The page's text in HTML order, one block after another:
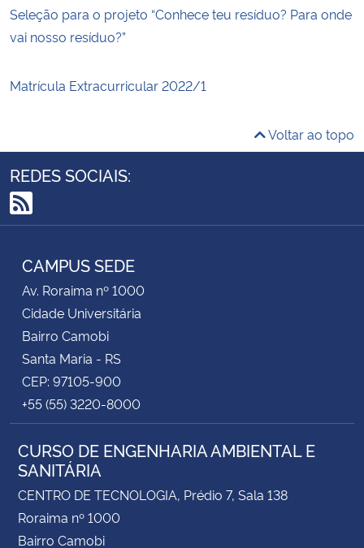
Seleção para o projeto “Conhece teu resíduo? Para onde
vai nosso resíduo?”
Matrícula Extracurricular 2022/1
Voltar ao topo
REDES SOCIAIS:
RSS
CAMPUS SEDE
Av. Roraima nº 1000
Cidade Universitária
Bairro Camobi
Santa Maria - RS
CEP: 97105-900
+55 (55) 3220-8000
CURSO DE ENGENHARIA AMBIENTAL E
SANITÁRIA
CENTRO DE TECNOLOGIA, Prédio 7, Sala 138
Roraima nº 1000
Bairro Camobi